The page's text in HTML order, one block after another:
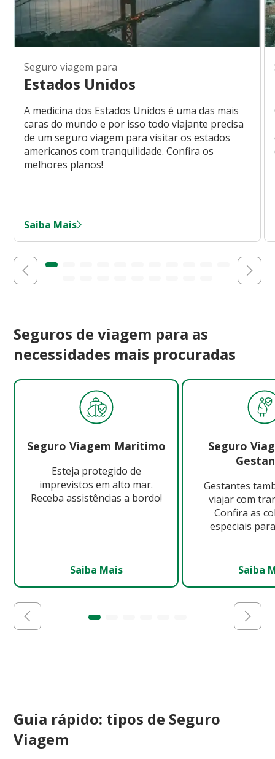
Seguro viagem para
Estados Unidos
A medicina dos Estados Unidos é uma das mais
caras do mundo e por isso todo viajante precisa
de um seguro viagem para visitar os estados
americanos com tranquilidade. Confira os
melhores planos!
Saiba Mais
Seguros de viagem para as
necessidades mais procuradas
Seguro Viagem Marítimo
Esteja protegido de
imprevistos em alto mar.
Receba assistências a bordo!
Saiba Mais
Seguro
Gestantes
viajar com
Confira as
especiais
Saiba
Guia rápido: tipos de Seguro
Viagem